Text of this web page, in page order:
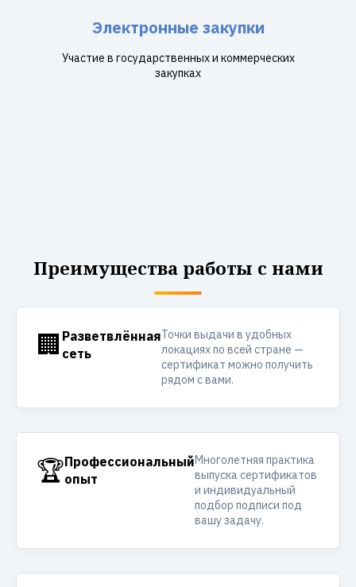
Электронные закупки
Участие в государственных и коммерческих
закупках
Преимущества работы с нами
🏢 Разветвлённая
сеть
Точки выдачи в удобных
локациях по всей стране —
сертификат можно получить
рядом с вами.
🏆Профессиональный
опыт
Многолетняя практика
выпуска сертификатов
и индивидуальный
подбор подписи под
вашу задачу.